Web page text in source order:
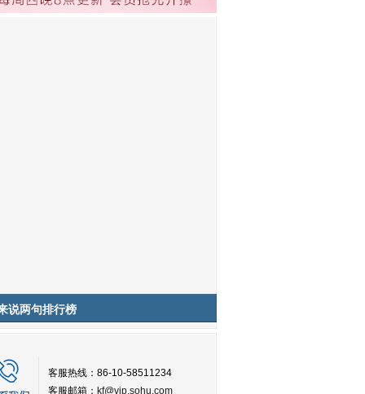
说两句排行榜
客服热线：86-10-58511234
客服邮箱： kf@vip.sohu.com